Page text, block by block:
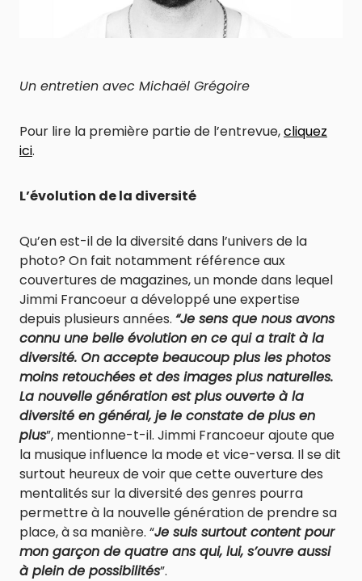
Un entretien avec Michaël Grégoire
Pour lire la première partie de l’entrevue,cliquez
ici.
L’évolution de la diversité
Qu’en est-il de la diversité dans l’univers de la
photo? On fait notamment référence aux
couvertures de magazines, un monde dans lequel
Jimmi Francoeur a développé une expertise
depuis plusieurs années. “Je sens que nous avons
connu une belle évolution en ce qui a trait à la
diversité. On accepte beaucoup plus les photos
moins retouchées et des images plus naturelles.
La nouvelle génération est plus ouverte à la
diversité en général, je le constate de plus en
plus”, mentionne-t-il. Jimmi Francoeur ajoute que
la musique influence la mode et vice-versa. Il se dit
surtout heureux de voir que cette ouverture des
mentalités sur la diversité des genres pourra
permettre à la nouvelle génération de prendre sa
place, à sa manière. “Je suis surtout content pour
mon garçon de quatre ans qui, lui, s’ouvre aussi
à plein de possibilités”.